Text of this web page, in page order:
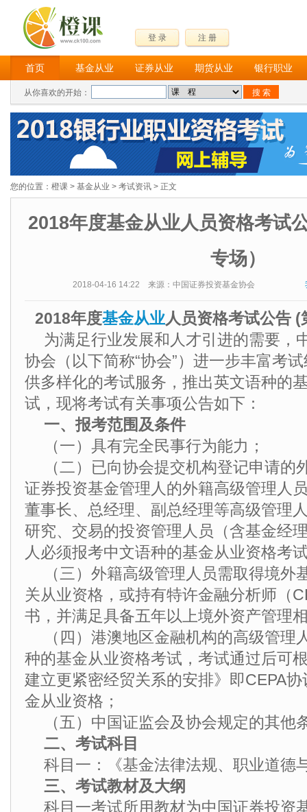
登 录 注 册
首页 基金从业 证券从业 期货从业 银行职业
从你喜欢的开始：
您的位置： 橙课 > 基金从业 > 考试资讯 > 正文
2018年度基金从业人员资格考试
专场）
2018-04-16 14:22 来源：中国证券投资基金协会
2018年度基金从业人员资格考试公告
为满足行业发展和人才引进的需要，
协会（以下简称“协会”）进一步丰富考
供多样化的考试服务，推出英文语种的
试，现将考试有关事项公告如下：
一、报考范围及条件
（一）具有完全民事行为能力；
（二）已向协会提交机构登记申请的
证券投资基金管理人的外籍高级管理人
董事长、总经理、副总经理等高级管理
研究、交易的投资管理人员（含基金经
人必须报考中文语种的基金从业资格考
（三）外籍高级管理人员需取得境外
关从业资格，或持有特许金融分析师（
书，并满足具备五年以上境外资产管理
（四）港澳地区金融机构的高级管理
种的基金从业资格考试，考试通过后可
建立更紧密经贸关系的安排》即CEPA
金从业资格；
（五）中国证监会及协会规定的其他
二、考试科目
科目一：《基金法律法规、职业道德
三、考试教材及大纲
科目一考试所用教材为中国证券投资